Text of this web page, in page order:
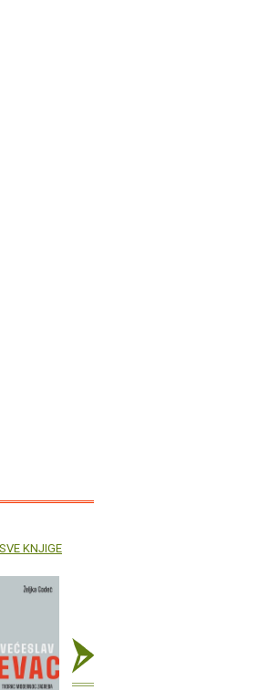
KNJIGE